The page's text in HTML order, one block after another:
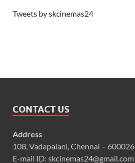
Tweets by skcinemas24
CONTACT US
Address
108, Vadapalani, Chennai – 600026
E-mail ID: skcinemas24@gmail.com